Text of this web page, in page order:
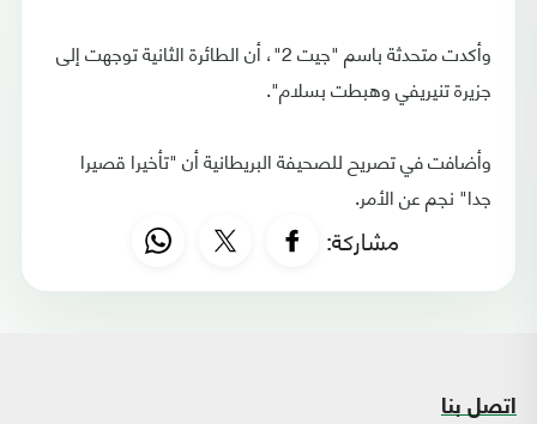
وأكدت متحدثة باسم "جيت 2"، أن الطائرة الثانية توجهت إلى
جزيرة تنيريفي وهبطت بسلام".
وأضافت في تصريح للصحيفة البريطانية أن "تأخيرا قصيرا
جدا" نجم عن الأمر.
مشاركة:
اتصل بنا